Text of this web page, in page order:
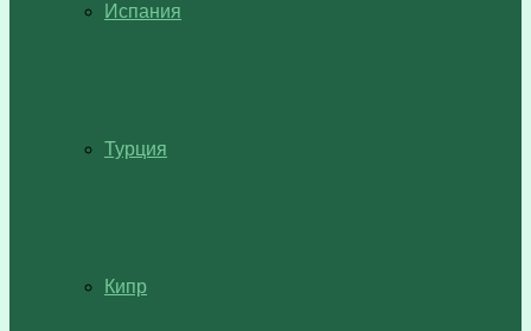
Испания
Турция
Кипр